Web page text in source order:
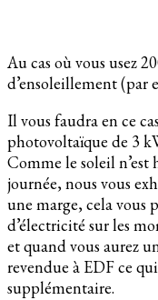
Au cas où vous usez
d’ensoleillement (par
Il vous faudra en ce
photovoltaïque de 3
Comme le soleil n’est
journée, nous vous
une marge, cela vous
d’électricité sur les
et quand vous aurez
revendue à EDF ce
supplémentaire.